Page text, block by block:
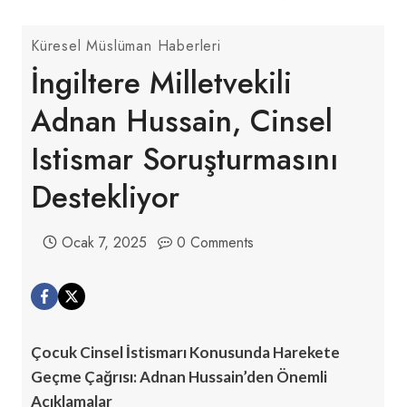
Küresel Müslüman Haberleri
İngiltere Milletvekili
Adnan Hussain, Cinsel
Istismar Soruşturmasını
Destekliyor
Ocak 7, 2025 0 Comments
Çocuk Cinsel İstismarı Konusunda Harekete
Geçme Çağrısı: Adnan Hussain’den Önemli
Açıklamalar